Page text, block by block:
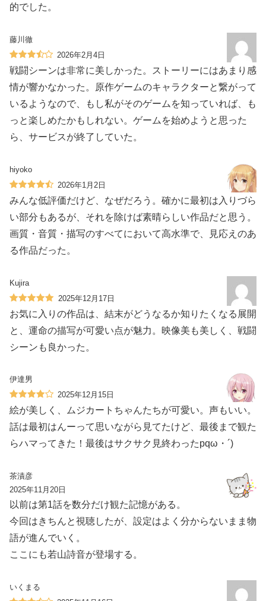
的でした。
藤川徹
2026年2月4日
戦闘シーンは非常に美しかった。ストーリーにはあまり感
情が響かなかった。原作ゲームのキャラクターと繋がって
いるようなので、もし私がそのゲームを知っていれば、も
っと楽しめたかもしれない。ゲームを始めようと思った
ら、サービスが終了していた。
hiyoko
2026年1月2日
みんな低評価だけど、なぜだろう。確かに最初は入りづら
い部分もあるが、それを除けば素晴らしい作品だと思う。
画質・音質・描写のすべてにおいて高水準で、見応えのあ
る作品だった。
Kujira
2025年12月17日
お気に入りの作品は、結末がどうなるか知りたくなる展開
と、運命の描写が可愛い点が魅力。映像美も美しく、戦闘
シーンも良かった。
伊達男
2025年12月15日
絵が美しく、ムジカートちゃんたちが可愛い。声もいい。
話は最初はんーって思いながら見てたけど、最後まで観た
らハマってきた！最後はサクサク見終わったpqω・´)
茶漬彦
2025年11月20日
以前は第1話を数分だけ観た記憶がある。
今回はきちんと視聴したが、設定はよく分からないまま物
語が進んでいく。
ここにも若山詩音が登場する。
いくまる